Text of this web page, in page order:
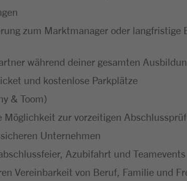
zum Marktmanager oder langfristige
während deiner gesamten
und kostenlose Parkplätze
& Toom)
Möglichkeit zur vorzeitigen
Unternehmen
Azubifahrt und Teamevents
Vereinbarkeit von Beruf, Familie und